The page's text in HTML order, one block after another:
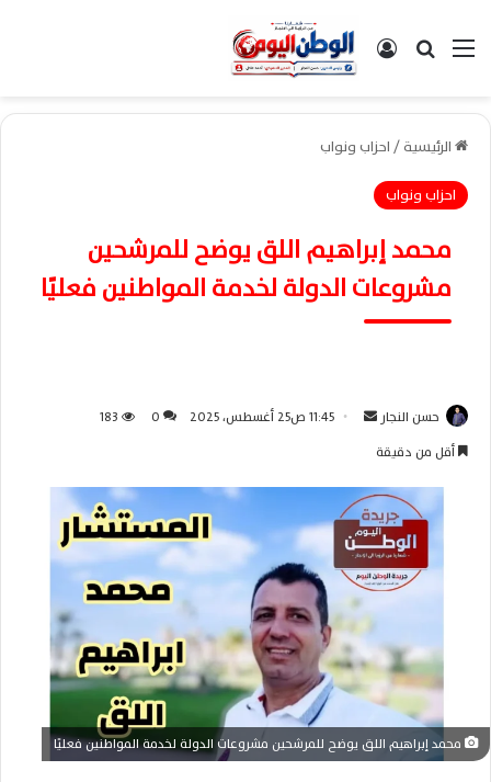
القائمةبحث عن تسجيل الدخول
الرئيسية/احزاب ونواب
احزاب ونواب
محمد إبراهيم اللق يوضح للمرشحين
مشروعات الدولة لخدمة المواطنين فعليًا
حسن النجار
ل
ب
ر
ي
د
إ
ل
ك
ت
ر
11:45 ص25 أغسطس، 2025 0
183
أقل من دقيقة
محمد إبراهيم اللق يوضح للمرشحين مشروعات الدولة لخدمة المواطنين فعليًا